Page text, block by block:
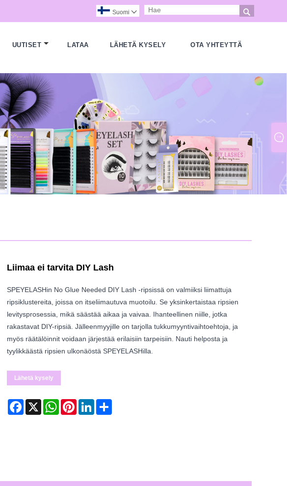

Suomi 
UUTISET LATAA LÄHETÄ KYSELY OTA YHTEYTTÄ
Liimaa ei tarvita DIY Lash
SPEYELASHin No Glue Needed DIY Lash -ripsissä on valmiiksi liimattuja
ripsiklustereita, joissa on itseliimautuva muotoilu. Se yksinkertaistaa ripsien
levitysprosessia, mikä säästää aikaa ja vaivaa. Ihanteellinen niille, jotka
rakastavat DIY-ripsiä. Jälleenmyyjille on tarjolla tukkumyyntivaihtoehtoja, ja
myös räätälöinnit voidaan järjestää erilaisiin tarpeisiin. Nauti helposta ja
tyylikkäästä ripsien ulkonäöstä SPEYELASHilla.
Lähetä kysely
Facebook
X WhatsAppPinterestLinkedInShare